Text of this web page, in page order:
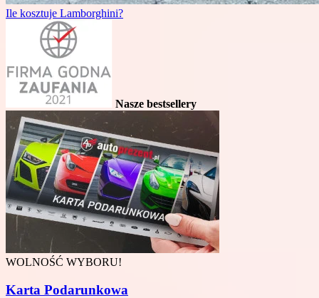
Ile kosztuje Lamborghini?
Nasze bestsellery
WOLNOŚĆ WYBORU!
Karta Podarunkowa